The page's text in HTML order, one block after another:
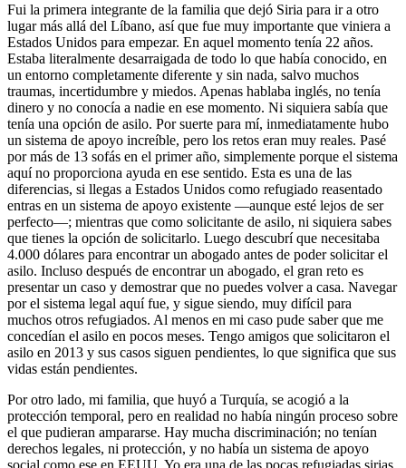
Fui la primera integrante de la familia que dejó Siria para ir a otro
lugar más allá del Líbano, así que fue muy importante que viniera a
Estados Unidos para empezar. En aquel momento tenía 22 años.
Estaba literalmente desarraigada de todo lo que había conocido, en
un entorno completamente diferente y sin nada, salvo muchos
traumas, incertidumbre y miedos. Apenas hablaba inglés, no tenía
dinero y no conocía a nadie en ese momento. Ni siquiera sabía que
tenía una opción de asilo. Por suerte para mí, inmediatamente hubo
un sistema de apoyo increíble, pero los retos eran muy reales. Pasé
por más de 13 sofás en el primer año, simplemente porque el sistema
aquí no proporciona ayuda en ese sentido. Esta es una de las
diferencias, si llegas a Estados Unidos como refugiado reasentado
entras en un sistema de apoyo existente —aunque esté lejos de ser
perfecto—; mientras que como solicitante de asilo, ni siquiera sabes
que tienes la opción de solicitarlo. Luego descubrí que necesitaba
4.000 dólares para encontrar un abogado antes de poder solicitar el
asilo. Incluso después de encontrar un abogado, el gran reto es
presentar un caso y demostrar que no puedes volver a casa. Navegar
por el sistema legal aquí fue, y sigue siendo, muy difícil para
muchos otros refugiados. Al menos en mi caso pude saber que me
concedían el asilo en pocos meses. Tengo amigos que solicitaron el
asilo en 2013 y sus casos siguen pendientes, lo que significa que sus
vidas están pendientes.
Por otro lado, mi familia, que huyó a Turquía, se acogió a la
protección temporal, pero en realidad no había ningún proceso sobre
el que pudieran ampararse. Hay mucha discriminación; no tenían
derechos legales, ni protección, y no había un sistema de apoyo
social como ese en EEUU. Yo era una de las pocas refugiadas sirias